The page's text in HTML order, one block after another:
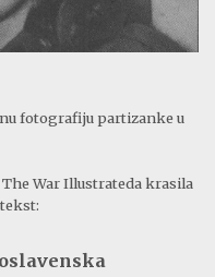
fotografiju partizanke u
War Illustrateda krasila